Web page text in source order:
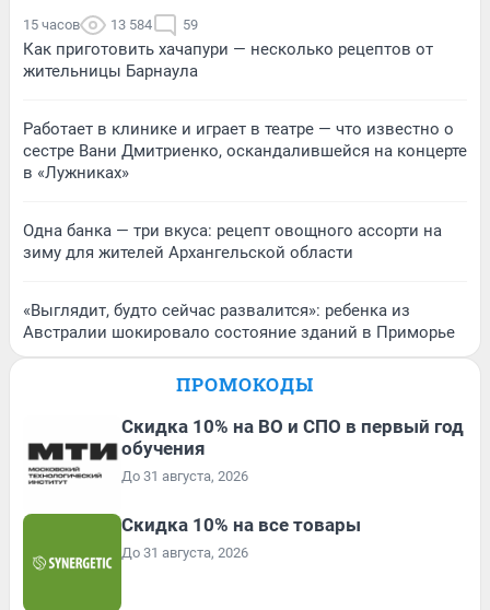
15 часов 13 584 59
Как приготовить хачапури — несколько рецептов от
жительницы Барнаула
Работает в клинике и играет в театре — что известно о
сестре Вани Дмитриенко, оскандалившейся на концерте
в «Лужниках»
Одна банка — три вкуса: рецепт овощного ассорти на
зиму для жителей Архангельской области
«Выглядит, будто сейчас развалится»: ребенка из
Австралии шокировало состояние зданий в Приморье
ПРОМОКОДЫ
Скидка 10% на ВО и СПО в первый год
обучения
До 31 августа, 2026
Скидка 10% на все товары
До 31 августа, 2026